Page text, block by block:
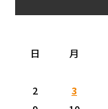
日
月
2
3